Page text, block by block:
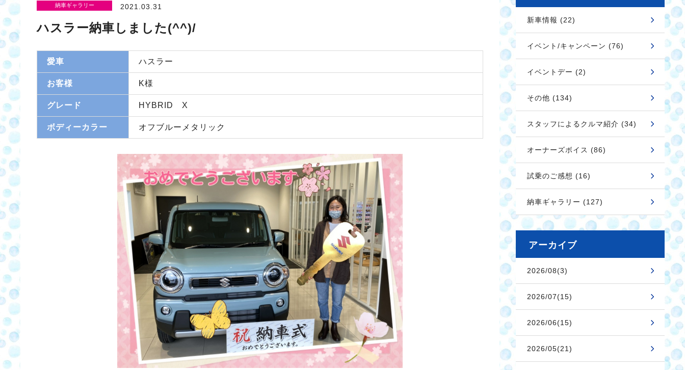
納車ギャラリー 2021.03.31
ハスラー納車しました(^^)/
愛車 ハスラー
お客様 K様
グレード HYBRID X
ボディーカラー オフブルーメタリック
新車情報 (22)
イベント/キャンペーン (76)
イベントデー (2)
その他 (134)
スタッフによるクルマ紹介 (34)
オーナーズボイス (86)
試乗のご感想 (16)
納車ギャラリー (127)
アーカイブ
2026/08(3)
2026/07(15)
2026/06(15)
2026/05(21)